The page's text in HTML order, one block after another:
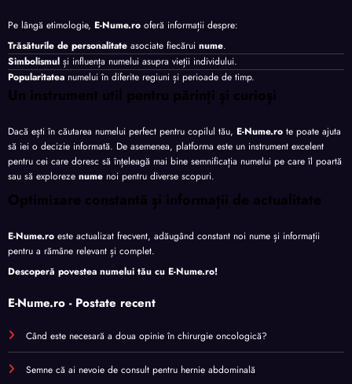
Pe lângă etimologie, E-Nume.ro oferă informații despre:
Trăsăturile de personalitate asociate fiecărui nume.
Simbolismul și influența numelui asupra vieții individului.
Popularitatea numelui în diferite regiuni și perioade de timp.
Un instrument util pentru părinți și curioși
Dacă ești în căutarea numelui perfect pentru copilul tău, E-Nume.ro te poate ajuta
să iei o decizie informată. De asemenea, platforma este un instrument excelent
pentru cei care doresc să înțeleagă mai bine semnificația numelui pe care îl poartă
sau să exploreze nume noi pentru diverse scopuri.
Optimizare constantă și informații de actualitate
E-Nume.ro este actualizat frecvent, adăugând constant noi nume și informații
pentru a rămâne relevant și complet.
Descoperă povestea numelui tău cu E-Nume.ro!
E-Nume.ro - Postate recent
Când este necesară a doua opinie în chirurgie oncologică?
Semne că ai nevoie de consult pentru hernie abdominală